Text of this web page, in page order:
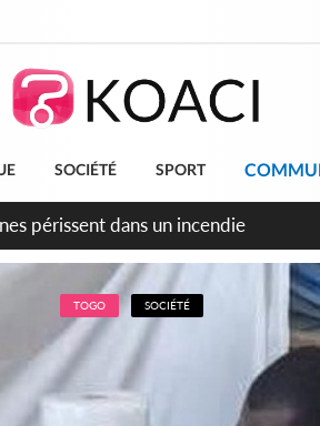
SOCIÉTÉ SPORT
de la fête nationale transformée en
TOGO SOCIÉTÉ